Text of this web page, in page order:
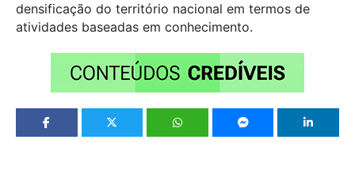
densificação do território nacional em termos de
atividades baseadas em conhecimento.